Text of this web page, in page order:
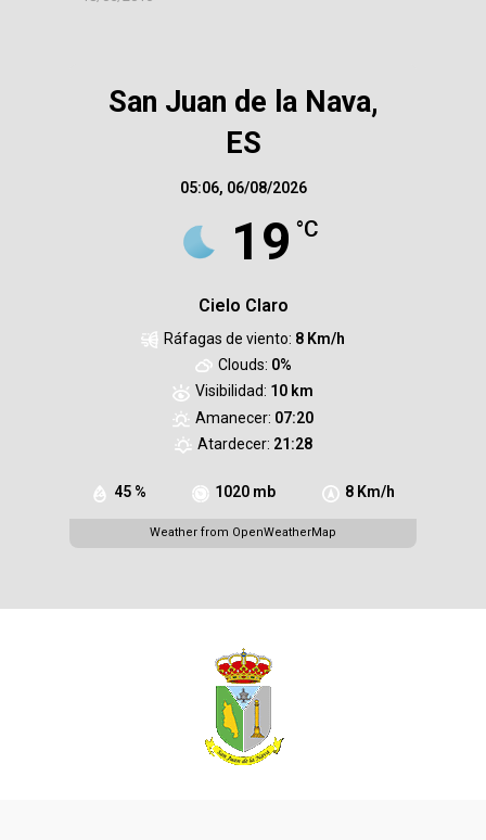
San Juan de la Nava,
ES
05:06, 06/08/2026
19 °C
Cielo Claro
45 % 1020 mb 8 Km/h
Ráfagas de viento: 8 Km/h
Clouds: 0%
Visibilidad: 10 km
Amanecer: 07:20
Atardecer: 21:28
Weather from OpenWeatherMap